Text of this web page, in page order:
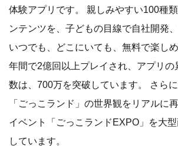
体験アプリです。 親しみやすい100種
ンテンツを、子どもの目線で自社開発
いつでも、どこにいても、無料で楽し
年間で2億回以上プレイされ、アプリの
数は、700万を突破しています。 さら
「ごっこランド」の世界観をリアルに
イベント「ごっこランドEXPO」を大
しています。